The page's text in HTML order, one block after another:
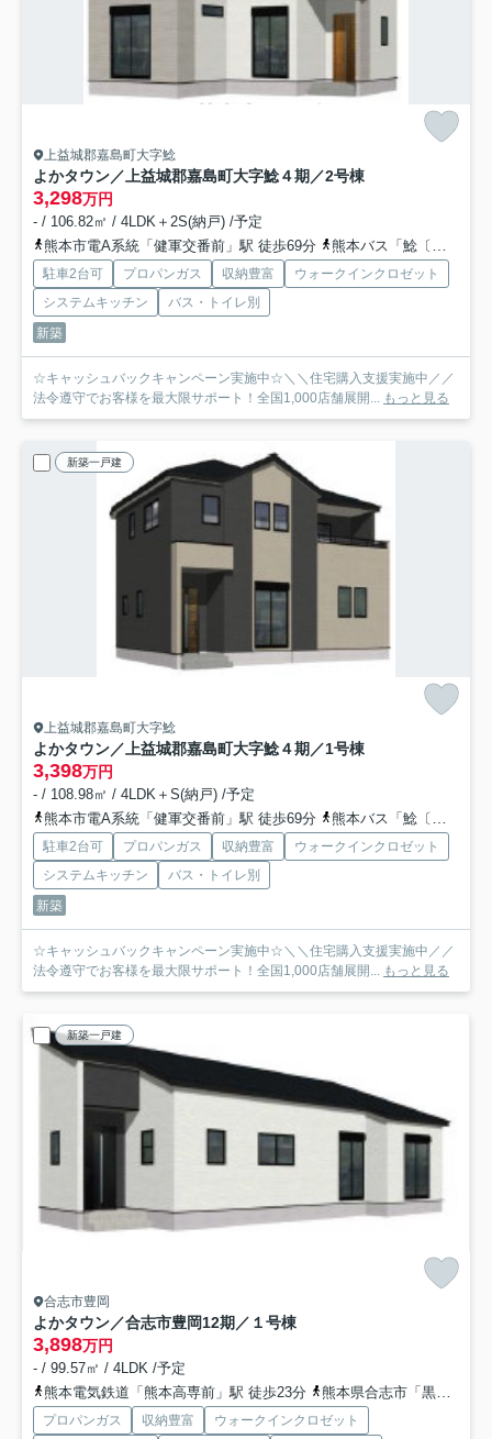
上益城郡嘉島町大字鯰
よかタウン／上益城郡嘉島町大字鯰４期／2号棟
3,298万円
- / 106.82㎡ / 4LDK＋2S(納戸) /予定
熊本市電A系統「健軍交番前」駅 徒歩69分
熊本バス「鯰〔浜線バイパス〕」バス停下車 徒歩6分
駐車2台可 プロパンガス 収納豊富
ウォークインクロゼット
システムキッチン
バス・トイレ別
新築
☆キャッシュバックキャンペーン実施中☆＼＼住宅購入支援実施中／／
法令遵守でお客様を最大限サポート！全国1,000店舗展開... もっと見る
新築一戸建
上益城郡嘉島町大字鯰
よかタウン／上益城郡嘉島町大字鯰４期／1号棟
3,398万円
- / 108.98㎡ / 4LDK＋S(納戸) /予定
熊本市電A系統「健軍交番前」駅 徒歩69分
熊本バス「鯰〔浜線バイパス〕」バス停下車 徒歩6分
駐車2台可 プロパンガス 収納豊富
ウォークインクロゼット
システムキッチン
バス・トイレ別
新築
☆キャッシュバックキャンペーン実施中☆＼＼住宅購入支援実施中／／
法令遵守でお客様を最大限サポート！全国1,000店舗展開... もっと見る
新築一戸建
合志市豊岡
よかタウン／合志市豊岡12期／１号棟
3,898万円
- / 99.57㎡ / 4LDK /予定
熊本電気鉄道「熊本高専前」駅 徒歩23分
熊本県合志市「黒石原」バス停下車 徒歩2分
プロパンガス 収納豊富
ウォークインクロゼット